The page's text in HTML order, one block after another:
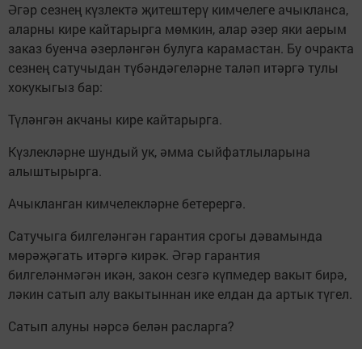
Әгәр сезнең күзлектә җитештерү кимчелеге ачыкланса,
аларны кире кайтарырга мөмкин, алар әзер яки аерым
заказ буенча әзерләнгән булуга карамастан. Бу очракта
сезнең сатучыдан түбәндәгеләрне таләп итәргә тулы
хокукыгыз бар:
Түләнгән акчаны кире кайтарырга.
Күзлекләрне шундый ук, әмма сыйфатлыларына
алыштырырга.
Ачыкланган кимчелекләрне бетерергә.
Сатучыга билгеләнгән гарантия срогы дәвамында
мөрәҗәгать итәргә кирәк. Әгәр гарантия
билгеләнмәгән икән, закон сезгә күпмедер вакыт бирә,
ләкин сатып алу вакытыннан ике елдан да артык түгел.
Сатып алуны нәрсә белән расларга?